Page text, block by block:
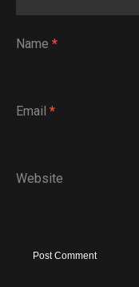
Name *
Email *
Website